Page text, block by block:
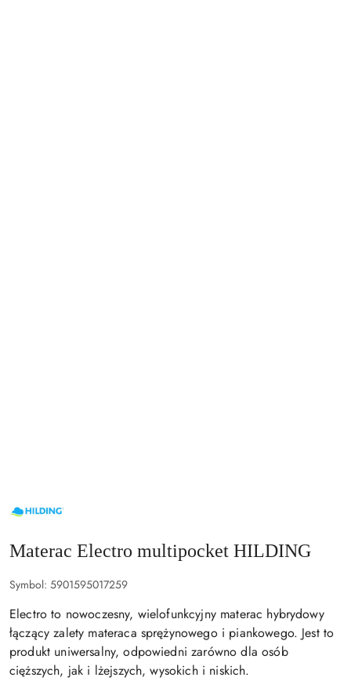
NAZWA
PRODUCENTA:
Materac Electro multipocket HILDING
Symbol: 5901595017259
Electro to nowoczesny, wielofunkcyjny materac hybrydowy
łączący zalety materaca sprężynowego i piankowego. Jest to
produkt uniwersalny, odpowiedni zarówno dla osób
cięższych, jak i lżejszych, wysokich i niskich.